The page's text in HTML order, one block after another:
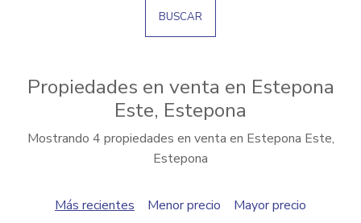
BUSCAR
Propiedades en venta en Estepona
Este, Estepona
Mostrando 4 propiedades en venta en Estepona Este,
Estepona
Más recientes Menor precio Mayor precio